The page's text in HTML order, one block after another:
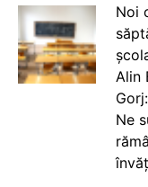
Noi
Alin
Ne